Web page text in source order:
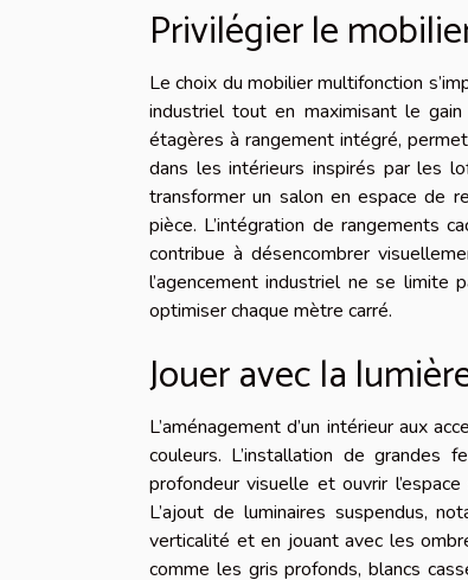
Privilégier le
Le choix du mobilier multifonction
industriel tout en maximisant le
étagères à rangement intégré,
dans les intérieurs inspirés par les
transformer un salon en espace de
pièce. L’intégration de rangements
contribue à désencombrer
l’agencement industriel ne se limite
optimiser chaque mètre carré.
Jouer avec la
L’aménagement d’un intérieur aux
couleurs. L’installation de grandes
profondeur visuelle et ouvrir
L’ajout de luminaires suspendus,
verticalité et en jouant avec les
comme les gris profonds, blancs